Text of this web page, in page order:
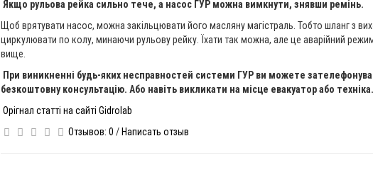
Якщо рульова рейка сильно тече, а насос ГУР можна вимкнути, знявши ремінь.
Щоб врятувати насос, можна закільцювати його масляну магістраль. Тобто шланг з
циркулювати по колу, минаючи рульову рейку. Їхати так можна, але це аварійний
вище.
При виникненні будь-яких несправностей системи ГУР ви можете
безкоштовну консультацію. Або навіть викликати на місце евакуатор або техніка.
Орігнал статті на сайті Gidrolab
Отзывов: 0 / Написать отзыв